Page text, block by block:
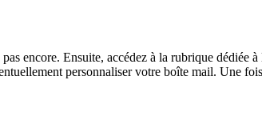
encore. Ensuite, accédez à la rubrique dédiée
personnaliser votre boîte mail. Une